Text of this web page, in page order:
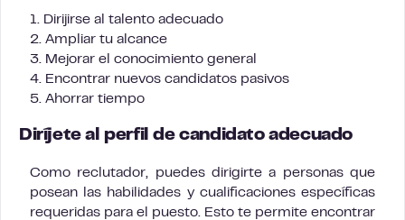
1. Dirijirse al talento adecuado
2. Ampliar tu alcance
3. Mejorar el conocimiento general
4. Encontrar nuevos candidatos pasivos
5. Ahorrar tiempo
Diríjete al perfil de candidato adecuado
Como reclutador, puedes dirigirte a personas que
posean las habilidades y cualificaciones específicas
requeridas para el puesto. Esto te permite encontrar